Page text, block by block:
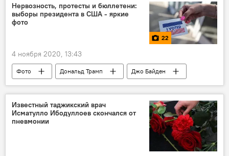
Нервозность, протесты и бюллетени:
выборы президента в США - яркие
фото
22
4 ноября 2020, 13:43
Фото Дональд Трамп Джо Байден
Известный таджикский врач
Исматулло Ибодуллоев скончался от
пневмонии